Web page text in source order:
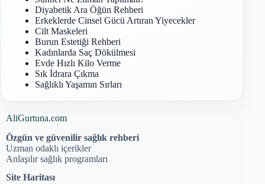
Diyabetik Ara Öğün Rehberi
Erkeklerde Cinsel Gücü Artıran Yiyecekler
Cilt Maskeleri
Burun Estetiği Rehberi
Kadınlarda Saç Dökülmesi
Evde Hızlı Kilo Verme
Sık İdrara Çıkma
Sağlıklı Yaşamın Sırları
AliGurtuna.com
Özgün ve güvenilir sağlık rehberi
Uzman odaklı içerikler
Anlaşılır sağlık programları
Site Haritası